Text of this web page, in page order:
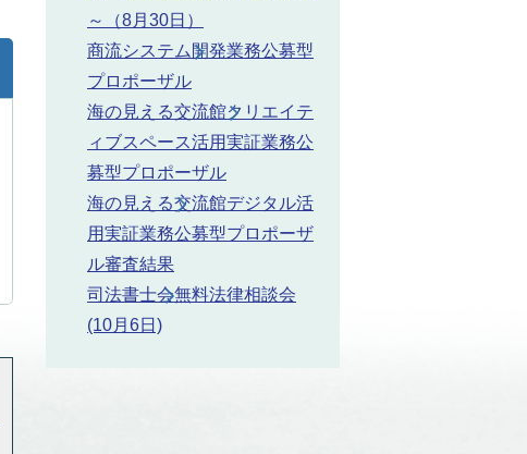
～（8月30日）
商流システム開発業務公募型
プロポーザル
海の見える交流館クリエイテ
ィブスペース活用実証業務公
募型プロポーザル
海の見える交流館デジタル活
用実証業務公募型プロポーザ
ル審査結果
司法書士会無料法律相談会
(10月6日)